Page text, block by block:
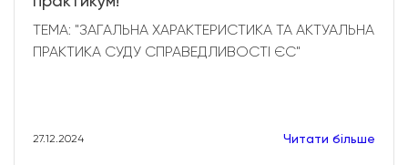
ТЕМА: "ЗАГАЛЬНА ХАРАКТЕРИСТИКА ТА АКТУАЛЬНА
ПРАКТИКА СУДУ СПРАВЕДЛИВОСТІ ЄС"
27.12.2024 Читати більше